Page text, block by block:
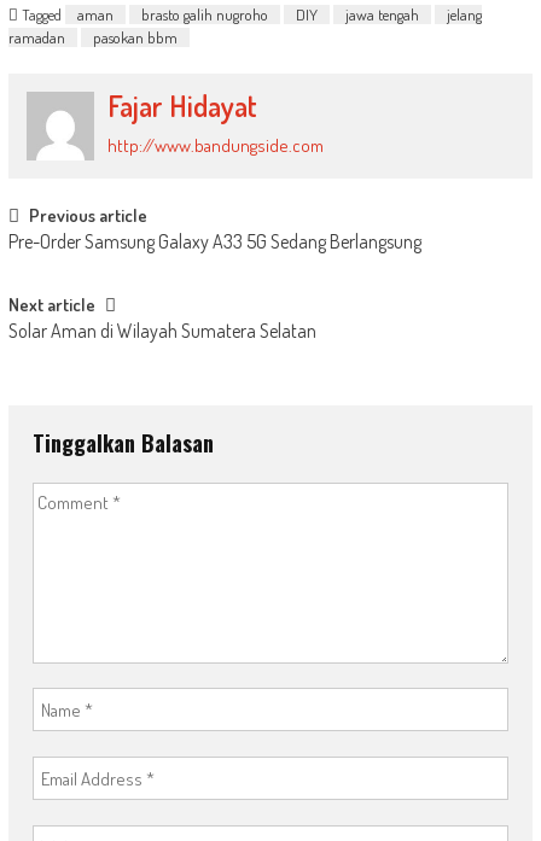
Tagged aman brasto galih nugroho DIY jawa tengah
jelang
ramadan
pasokan bbm
Fajar Hidayat
http://www.bandungside.com
Post
navigation
Previous article
Pre-Order Samsung Galaxy A33 5G Sedang Berlangsung
Next article
Solar Aman di Wilayah Sumatera Selatan
Tinggalkan Balasan